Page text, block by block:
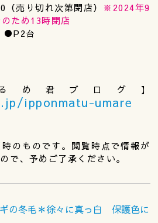
売り切れ次第閉店） ※2024年9
ため13時閉店
●P2台
め君ブログ】
ipponmatu-umare
のものです。閲覧時点で情報が
で、予めご了承ください。
の冬毛＊徐々に真っ白 保護色に